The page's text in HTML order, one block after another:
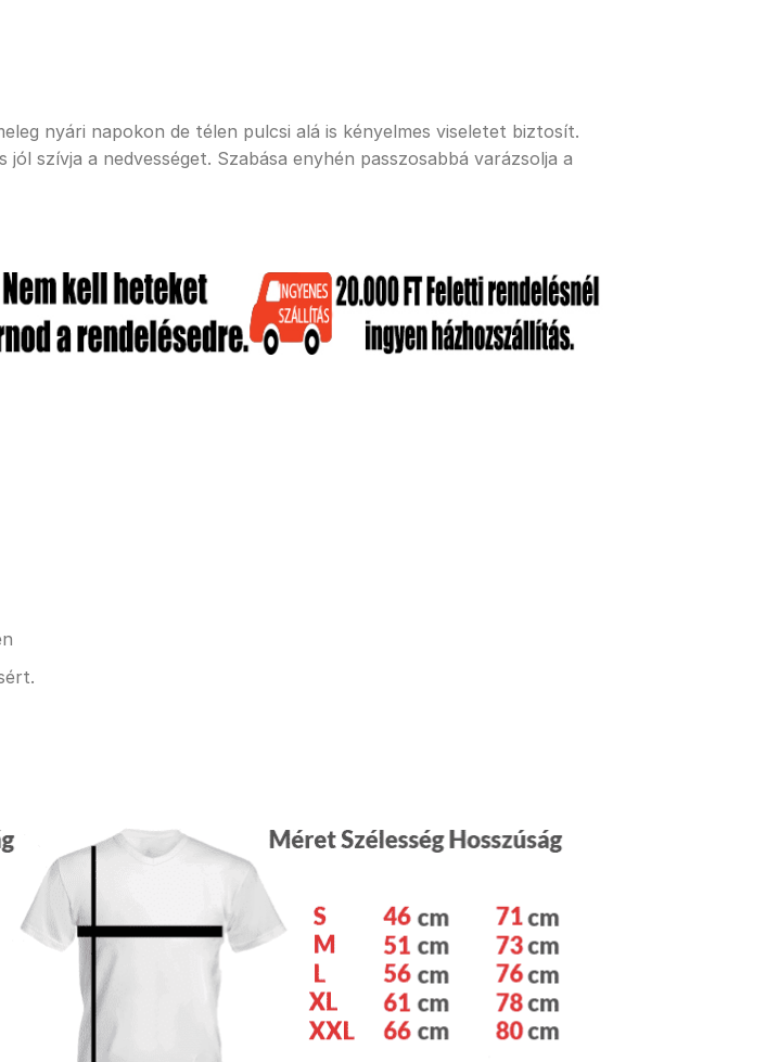
nyári napokon de télen pulcsi alá is kényelmes viseletet biztosít.
szívja a nedvességet. Szabása enyhén passzosabbá varázsolja a